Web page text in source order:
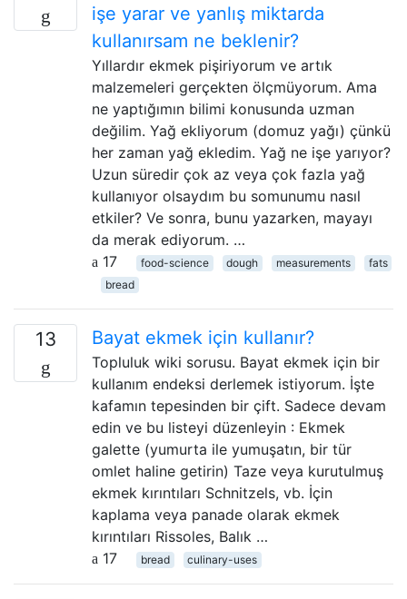
işe yarar ve yanlış miktarda
kullanırsam ne beklenir?
Yıllardır ekmek pişiriyorum ve artık
malzemeleri gerçekten ölçmüyorum. Ama
ne yaptığımın bilimi konusunda uzman
değilim. Yağ ekliyorum (domuz yağı) çünkü
her zaman yağ ekledim. Yağ ne işe yarıyor?
Uzun süredir çok az veya çok fazla yağ
kullanıyor olsaydım bu somunumu nasıl
etkiler? Ve sonra, bunu yazarken, mayayı
da merak ediyorum. …
17
food-science dough measurements
fats
bread
13 Bayat ekmek için kullanır?
Topluluk wiki sorusu. Bayat ekmek için bir
kullanım endeksi derlemek istiyorum. İşte
kafamın tepesinden bir çift. Sadece devam
edin ve bu listeyi düzenleyin : Ekmek
galette (yumurta ile yumuşatın, bir tür
omlet haline getirin) Taze veya kurutulmuş
ekmek kırıntıları Schnitzels, vb. İçin
kaplama veya panade olarak ekmek
kırıntıları Rissoles, Balık …
17
bread culinary-uses